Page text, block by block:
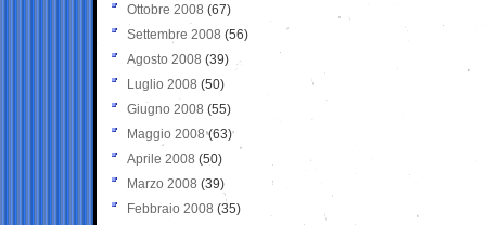
Ottobre 2008 (67)
Settembre 2008 (56)
Agosto 2008 (39)
Luglio 2008 (50)
Giugno 2008 (55)
Maggio 2008(63)
Aprile 2008 (50)
Marzo 2008 (39)
Febbraio 2008 (35)